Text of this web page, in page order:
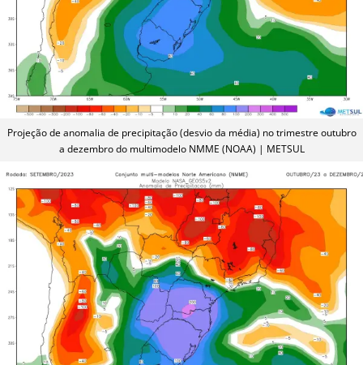
Projeção de anomalia de precipitação (desvio da média) no trimestre outubro
a dezembro do multimodelo NMME (NOAA) | METSUL